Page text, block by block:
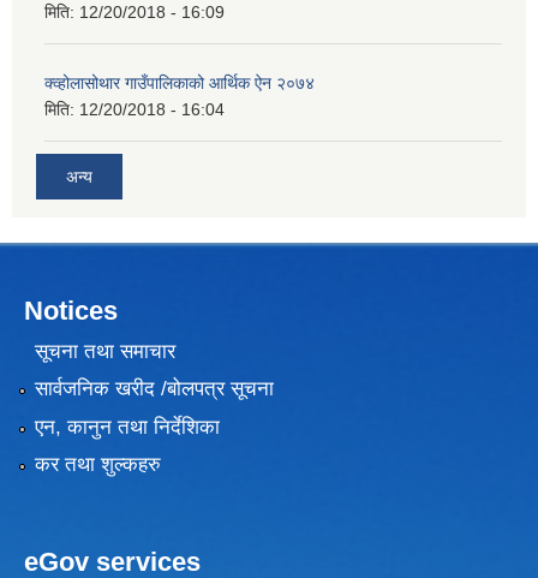
मिति: 12/20/2018 - 16:09
क्व्होलासोथार गाउँपालिकाको आर्थिक ऐन २०७४
मिति: 12/20/2018 - 16:04
अन्य
Notices
सूचना तथा समाचार
सार्वजनिक खरीद /बोलपत्र सूचना
एन, कानुन तथा निर्देशिका
कर तथा शुल्कहरु
eGov services